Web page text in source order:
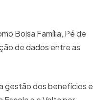
Bolsa Família, Pé de
de dados entre as
gestão dos benefícios e